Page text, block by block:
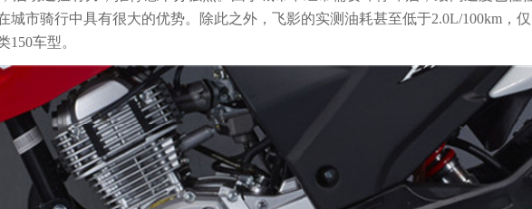
城市骑行中具有很大的优势。除此之外，飞影的实测油耗甚至低于2.0L/100km，
150车型。